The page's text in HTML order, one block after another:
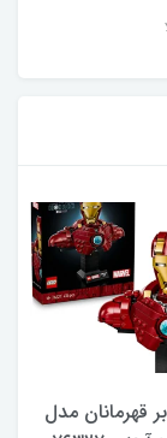
قهرمانان مدل